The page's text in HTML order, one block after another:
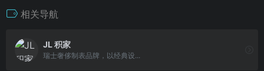
相关导航
JL 积家
瑞士奢侈制表品牌，以经典设...